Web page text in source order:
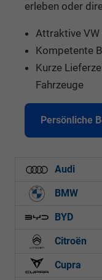
erleben oder
Attraktive VW
Kompetente
Kurze
Fahrzeuge
Persönliche
Audi
BMW
BYD
Citroën
Cupra